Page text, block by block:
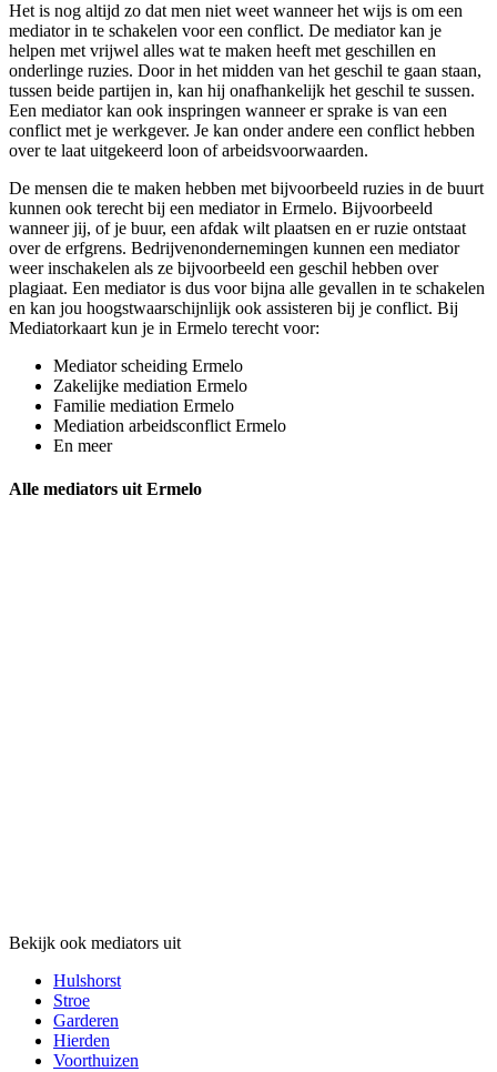
Het is nog altijd zo dat men niet weet wanneer het wijs is om een
mediator in te schakelen voor een conflict. De mediator kan je
helpen met vrijwel alles wat te maken heeft met geschillen en
onderlinge ruzies. Door in het midden van het geschil te gaan staan,
tussen beide partijen in, kan hij onafhankelijk het geschil te sussen.
Een mediator kan ook inspringen wanneer er sprake is van een
conflict met je werkgever. Je kan onder andere een conflict hebben
over te laat uitgekeerd loon of arbeidsvoorwaarden.
De mensen die te maken hebben met bijvoorbeeld ruzies in de buurt
kunnen ook terecht bij een mediator in Ermelo. Bijvoorbeeld
wanneer jij, of je buur, een afdak wilt plaatsen en er ruzie ontstaat
over de erfgrens. Bedrijvenondernemingen kunnen een mediator
weer inschakelen als ze bijvoorbeeld een geschil hebben over
plagiaat. Een mediator is dus voor bijna alle gevallen in te schakelen
en kan jou hoogstwaarschijnlijk ook assisteren bij je conflict. Bij
Mediatorkaart kun je in Ermelo terecht voor:
Mediator scheiding Ermelo
Zakelijke mediation Ermelo
Familie mediation Ermelo
Mediation arbeidsconflict Ermelo
En meer
Alle mediators uit Ermelo
Bekijk ook mediators uit
Hulshorst
Stroe
Garderen
Hierden
Voorthuizen